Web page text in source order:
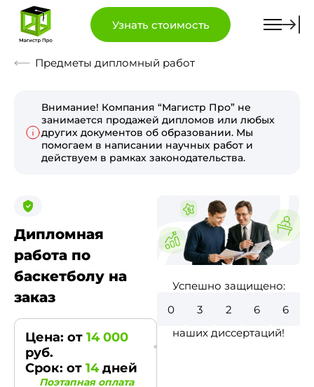
Узнать стоимость
Предметы дипломный работ
Внимание! Компания “Магистр Про” не
занимается продажей дипломов или любых
других документов об образовании. Мы
помогаем в написании научных работ и
действуем в рамках законодательства.
Дипломная
работа по
баскетболу на
заказ
Цена: от 14 000
руб.
Срок: от 14дней
Поэтапная оплата
Успешно защищено:
4
6
6
3
0
наших диссертаций!